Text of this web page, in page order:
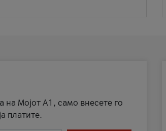
на Мојот А1, само внесете го
платите.